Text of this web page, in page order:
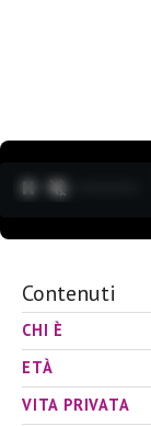
Contenuti
CHI È
ETÀ
VITA PRIVATA